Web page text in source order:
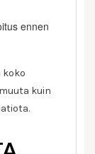
ennen
koko
kuin